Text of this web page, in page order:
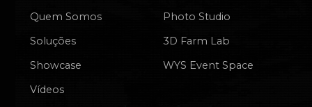
Quem Somos
Soluções
Showcase
Vídeos
Photo Studio
3D Farm Lab
WYS Event Space